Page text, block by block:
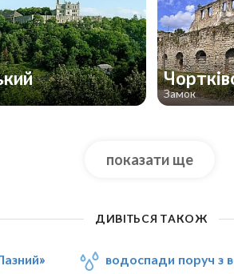
Замок
показати ще
ДИВІТЬСЯ ТАКОЖ
водоспади поруч з